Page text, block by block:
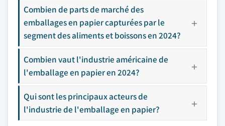
Combien de parts de marché des
emballages en papier capturées par le
segment des aliments et boissons en 2024?
Combien vaut l'industrie américaine de
l'emballage en papier en 2024?
Qui sont les principaux acteurs de
l'industrie de l'emballage en papier?